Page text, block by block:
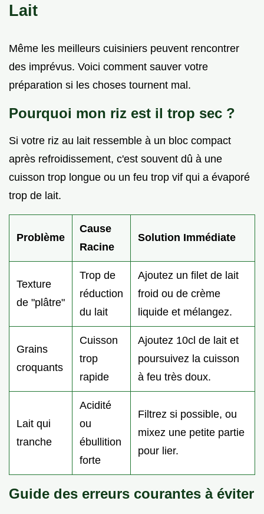
Lait
Même les meilleurs cuisiniers peuvent rencontrer
des imprévus. Voici comment sauver votre
préparation si les choses tournent mal.
Pourquoi mon riz est il trop sec ?
Si votre riz au lait ressemble à un bloc compact
après refroidissement, c'est souvent dû à une
cuisson trop longue ou un feu trop vif qui a évaporé
trop de lait.
Problème
Cause
Racine
Solution Immédiate
Texture
de "plâtre"
Trop de
réduction
du lait
Ajoutez un filet de lait
froid ou de crème
liquide et mélangez.
Grains
croquants
Cuisson
trop
rapide
Ajoutez 10cl de lait et
poursuivez la cuisson
à feu très doux.
Lait qui
tranche
Acidité
ou
ébullition
forte
Filtrez si possible, ou
mixez une petite partie
pour lier.
Guide des erreurs courantes à éviter